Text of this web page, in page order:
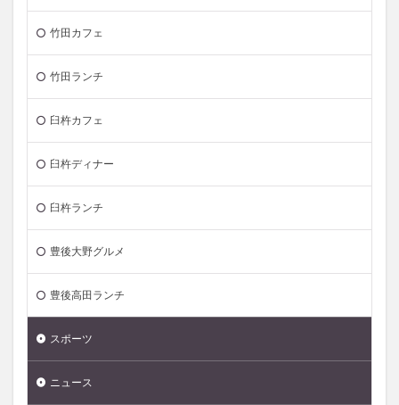
竹田カフェ
竹田ランチ
臼杵カフェ
臼杵ディナー
臼杵ランチ
豊後大野グルメ
豊後高田ランチ
スポーツ
ニュース